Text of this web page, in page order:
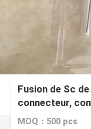
Fusion de Sc
connecteur,
Sc/PC
MOQ：500 pcs